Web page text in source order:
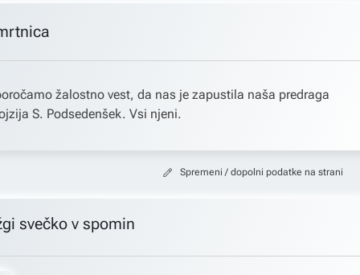
žalostno vest, da nas je zapustila naša predraga
S. Podsedenšek. Vsi njeni.
Spremeni / dopolni podatke na strani
svečko v spomin